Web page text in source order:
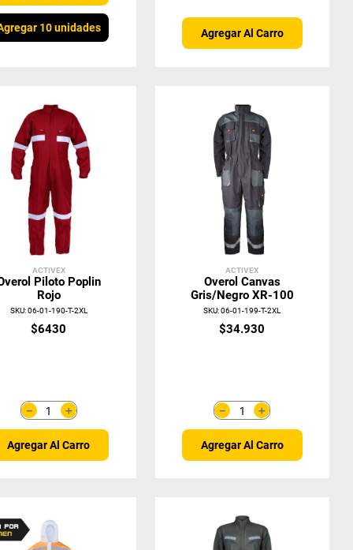
10 unidades Agregar Al Carro
ACTIVEX
Piloto Poplin
Rojo
SKU:06-01-190-T-2XL
$6430
＋
－
Agregar Al Carro
ACTIVEX
Overol Canvas
Gris/Negro XR-100
SKU:06-01-199-T-2XL
$34.930
＋
－
Agregar Al Carro